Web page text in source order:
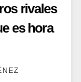
rivales
es hora